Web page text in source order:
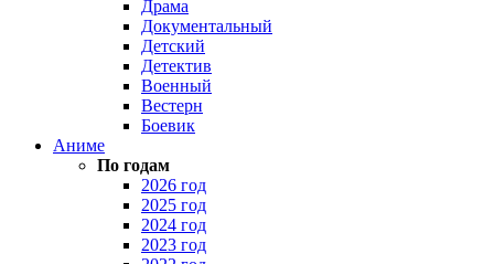
Драма
Документальный
Детский
Детектив
Военный
Вестерн
Боевик
Аниме
По годам
2026 год
2025 год
2024 год
2023 год